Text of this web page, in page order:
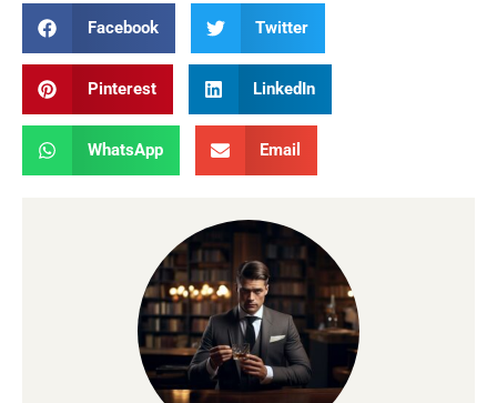
Facebook Twitter
Pinterest LinkedIn
WhatsApp Email